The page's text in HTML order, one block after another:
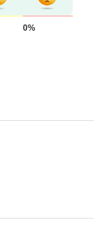
0%